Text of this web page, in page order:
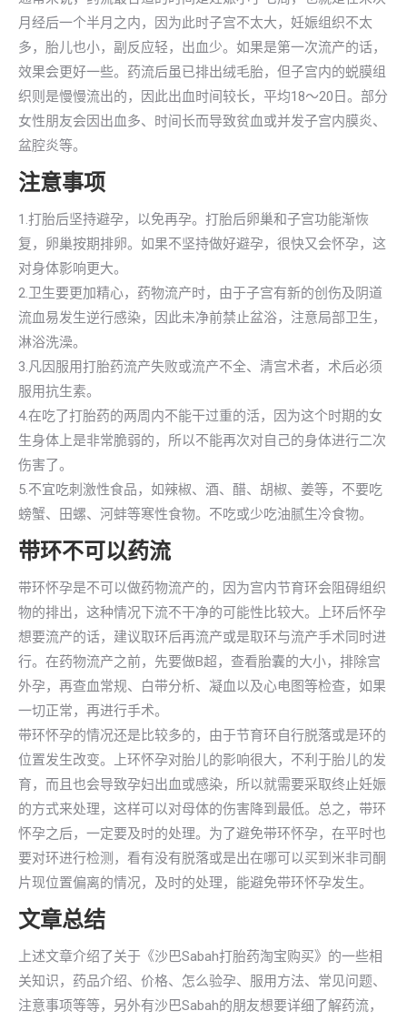
月经后一个半月之内，因为此时子宫不太大，妊娠组织不太
多，胎儿也小，副反应轻，出血少。如果是第一次流产的话，
效果会更好一些。药流后虽已排出绒毛胎，但子宫内的蜕膜组
织则是慢慢流出的，因此出血时间较长，平均18～20日。部分
女性朋友会因出血多、时间长而导致贫血或并发子宫内膜炎、
盆腔炎等。
注意事项
1.打胎后坚持避孕，以免再孕。打胎后卵巢和子宫功能渐恢
复，卵巢按期排卵。如果不坚持做好避孕，很快又会怀孕，这
对身体影响更大。
2.卫生要更加精心，药物流产时，由于子宫有新的创伤及阴道
流血易发生逆行感染，因此未净前禁止盆浴，注意局部卫生，
淋浴洗澡。
3.凡因服用打胎药流产失败或流产不全、清宫术者，术后必须
服用抗生素。
4.在吃了打胎药的两周内不能干过重的活，因为这个时期的女
生身体上是非常脆弱的，所以不能再次对自己的身体进行二次
伤害了。
5.不宜吃刺激性食品，如辣椒、酒、醋、胡椒、姜等，不要吃
螃蟹、田螺、河蚌等寒性食物。不吃或少吃油腻生冷食物。
带环不可以药流
带环怀孕是不可以做药物流产的，因为宫内节育环会阻碍组织
物的排出，这种情况下流不干净的可能性比较大。上环后怀孕
想要流产的话，建议取环后再流产或是取环与流产手术同时进
行。在药物流产之前，先要做B超，查看胎囊的大小，排除宫
外孕，再查血常规、白带分析、凝血以及心电图等检查，如果
一切正常，再进行手术。
带环怀孕的情况还是比较多的，由于节育环自行脱落或是环的
位置发生改变。上环怀孕对胎儿的影响很大，不利于胎儿的发
育，而且也会导致孕妇出血或感染，所以就需要采取终止妊娠
的方式来处理，这样可以对母体的伤害降到最低。总之，带环
怀孕之后，一定要及时的处理。为了避免带环怀孕，在平时也
要对环进行检测，看有没有脱落或是出在哪可以买到米非司酮
片现位置偏离的情况，及时的处理，能避免带环怀孕发生。
文章总结
上述文章介绍了关于《沙巴Sabah打胎药淘宝购买》的一些相
关知识，药品介绍、价格、怎么验孕、服用方法、常见问题、
注意事项等等，另外有沙巴Sabah的朋友想要详细了解药流，